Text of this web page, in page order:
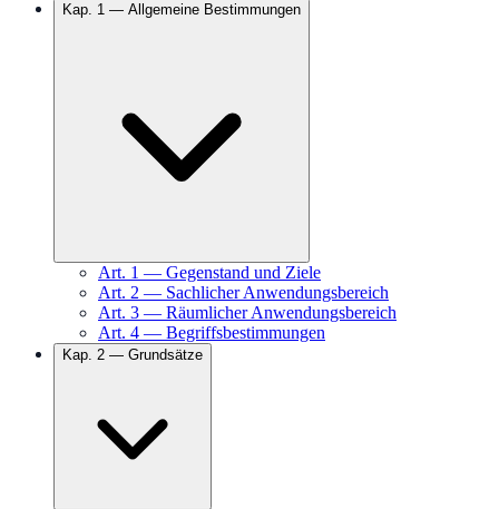
Kap. 1 — Allgemeine Bestimmungen
Art. 1 — Gegenstand und Ziele
Art. 2 — Sachlicher Anwendungsbereich
Art. 3 — Räumlicher Anwendungsbereich
Art. 4 — Begriffsbestimmungen
Kap. 2 — Grundsätze